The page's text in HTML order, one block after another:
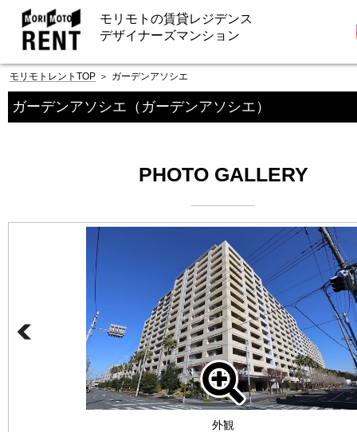
モリモトの賃貸レジデンス
デザイナーズマンション
モリモトレントTOP ＞ ガーデンアソシエ
ガーデンアソシエ （ガーデンアソシエ）
PHOTO GALLERY
外観